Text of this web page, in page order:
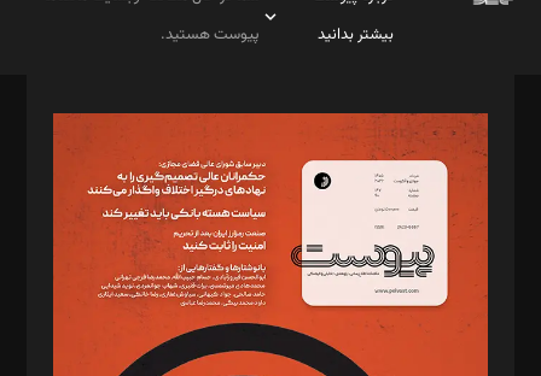
بیشتر بدانید
پیوست هستید.
مدیر مسئول: محمدباقر اثنی‌عشری
سردبیر: مهرک محمودی
دبیر تحریریه: میثم قاسمی
د‌بیر ناداستان: سمانه سمیع
د‌بیر خدمت و تجارت: ابوالفضل رجبی
د‌بیر حقوق فناوری: حسام‌الدین ایپکچی
د‌بیر پیوست جهان: مینا پاکدل
د‌بیر تحریریه آنلاین: بابک نقاش